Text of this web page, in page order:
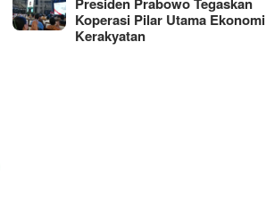
Koperasi Pilar Utama Ekonomi
Kerakyatan